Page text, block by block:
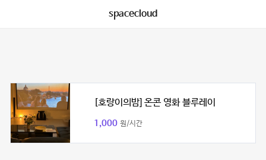
spacecloud
[호랑이의밤] 온콘 영화 블루레이
1,000 원/시간